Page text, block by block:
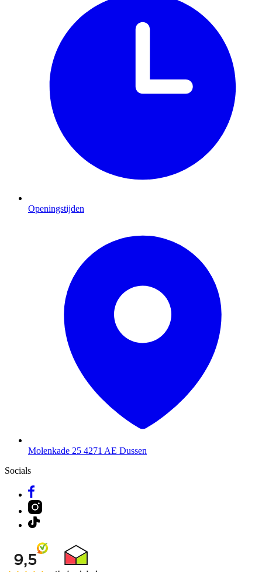
Openingstijden
Molenkade 25 4271 AE Dussen
Socials